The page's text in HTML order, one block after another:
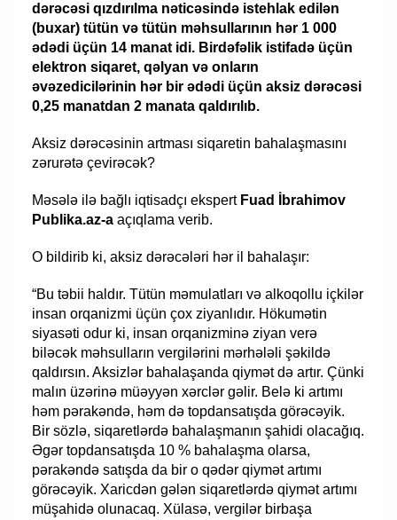
dərəcəsi qızdırılma nəticəsində istehlak edilən
(buxar) tütün və tütün məhsullarının hər 1 000
ədədi üçün 14 manat idi. Birdəfəlik istifadə üçün
elektron siqaret, qəlyan və onların
əvəzedicilərinin hər bir ədədi üçün aksiz dərəcəsi
0,25 manatdan 2 manata qaldırılıb.
Aksiz dərəcəsinin artması siqaretin bahalaşmasını
zərurətə çevirəcək?
Məsələ ilə bağlı iqtisadçı ekspert Fuad İbrahimov
Publika.az-a açıqlama verib.
O bildirib ki, aksiz dərəcələri hər il bahalaşır:
“Bu təbii haldır. Tütün məmulatları və alkoqollu içkilər
insan orqanizmi üçün çox ziyanlıdır. Hökumətin
siyasəti odur ki, insan orqanizminə ziyan verə
biləcək məhsulların vergilərini mərhələli şəkildə
qaldırsın. Aksizlər bahalaşanda qiymət də artır. Çünki
malın üzərinə müəyyən xərclər gəlir. Belə ki artımı
həm pərakəndə, həm də topdansatışda görəcəyik.
Bir sözlə, siqaretlərdə bahalaşmanın şahidi olacağıq.
Əgər topdansatışda 10 % bahalaşma olarsa,
pərakəndə satışda da bir o qədər qiymət artımı
görəcəyik. Xaricdən gələn siqaretlərdə qiymət artımı
müşahidə olunacaq. Xülasə, vergilər birbaşa